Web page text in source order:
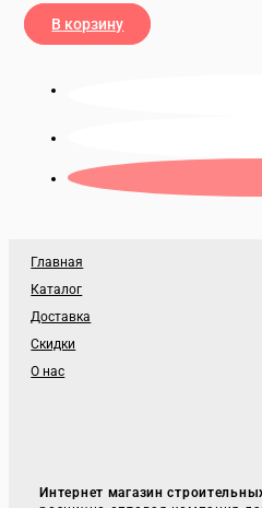
В корзину
Главная
Каталог
Доставка
Скидки
О нас
Интернет магазин